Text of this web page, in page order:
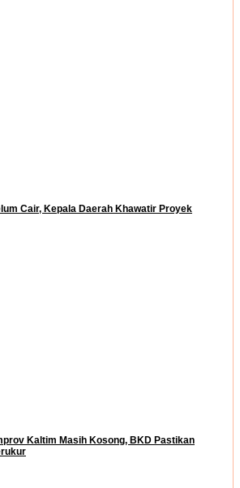
Cair, Kepala Daerah Khawatir Proyek
Kaltim Masih Kosong, BKD Pastikan